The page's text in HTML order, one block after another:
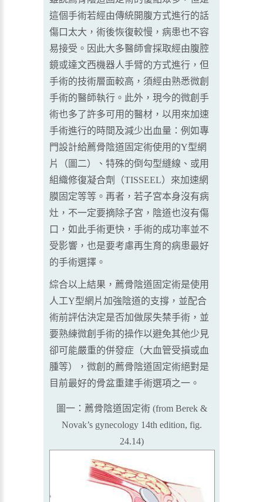
這個手術若經由傳統開腹方式進行的話
傷口太大，術後恢復較慢，病患也不容
易接受。因此大多醫師會採取經由腹腔
鏡或達文西機器人手臂的方式進行，但
手術的技術層面較高，須經由熟悉微創
手術的醫師執行。此外，現今的微創手
術也多了許多可用的醫材，以用來加速
手術進行的時間及減少出血量：例如專
門設計給薦骨陰道固定術使用的Y型網
片（圖二）、特殊的倒勾型縫線、或用
組織修復凝合劑（TISSEEL）來加速網
膜固定等等。再者，若子宮本身沒有病
灶，不一定要摘除子宮，陰道也沒有傷
口，如此手術更快，手術的成功率並不
受影響，也是要考慮再生育的病患最好
的手術選擇。
綜合以上結果，薦骨陰道固定術是使用
人工Y型網片加強陰道的支撐，並配合
術前評估決定是否加做尿失禁手術，並
要熟練微創手術的操作以避免其他少見
卻可能嚴重的併發症（大血管受損或血
腫等），微創的薦骨陰道固定術絕對是
目前最好的骨盆重建手術選項之一。
圖一：薦骨陰道固定術 (from Berek &
Novak’s gynecology 14th edition, fig.
24.14)